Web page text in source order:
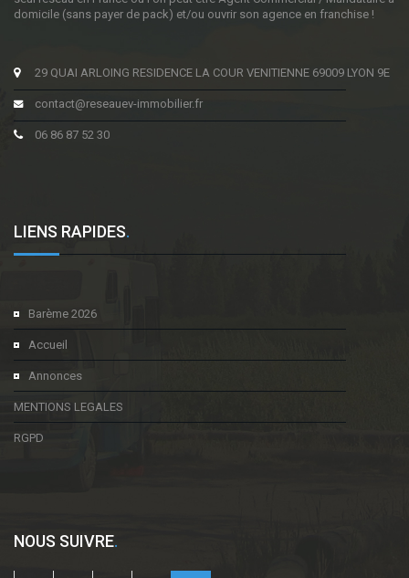
domicile (sans payer de pack) et/ou ouvrir son agence en franchise !
29 QUAI ARLOING RESIDENCE LA COUR VENITIENNE 69009 LYON 9E
contact@reseauev-immobilier.fr
06 86 87 52 30
LIENS RAPIDES.
Barème 2026
Accueil
Annonces
MENTIONS LEGALES
RGPD
NOUS SUIVRE.